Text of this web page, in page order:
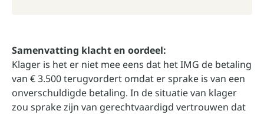
Samenvatting klacht en oordeel:
Klager is het er niet mee eens dat het IMG de betaling
van € 3.500 terugvordert omdat er sprake is van een
onverschuldigde betaling. In de situatie van klager
zou sprake zijn van gerechtvaardigd vertrouwen dat